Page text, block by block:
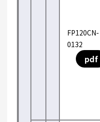
FP120CN-
0132
pdf